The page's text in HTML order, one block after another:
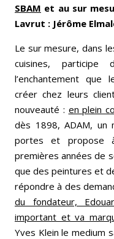
SBAM et au sur
Lavrut : Jérôme
Le sur mesure, dans
cuisines,
l’enchantement que
créer chez leurs
nouveauté : en plein
dès 1898, ADAM, un
portes et propose
premières années de
que des peintures et
répondre à des
du fondateur,
important et va
Yves Klein le medium